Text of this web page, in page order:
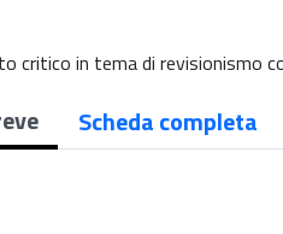
critico in tema di revisionismo
Scheda completa